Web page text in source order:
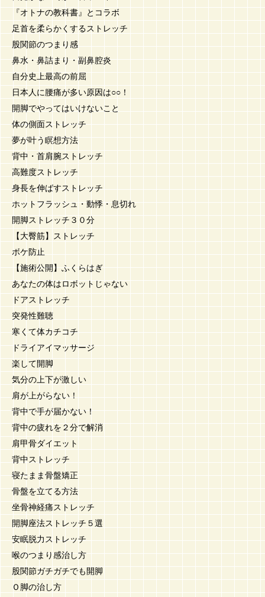
『オトナの教科書』とコラボ
足首を柔らかくするストレッチ
股関節のつまり感
鼻水・鼻詰まり・副鼻腔炎
自分史上最高の前屈
日本人に腰痛が多い原因は○○！
開脚でやってはいけないこと
体の側面ストレッチ
夢が叶う瞑想方法
背中・首肩腕ストレッチ
高難度ストレッチ
身長を伸ばすストレッチ
ホットフラッシュ・動悸・息切れ
開脚ストレッチ３０分
【大臀筋】ストレッチ
ボケ防止
【施術公開】ふくらはぎ
あなたの体はロボットじゃない
ドアストレッチ
突発性難聴
寒くて体カチコチ
ドライアイマッサージ
楽して開脚
気分の上下が激しい
肩が上がらない！
背中で手が届かない！
背中の疲れを２分で解消
肩甲骨ダイエット
背中ストレッチ
寝たまま骨盤矯正
骨盤を立てる方法
坐骨神経痛ストレッチ
開脚座法ストレッチ５選
安眠脱力ストレッチ
喉のつまり感治し方
股関節ガチガチでも開脚
Ｏ脚の治し方